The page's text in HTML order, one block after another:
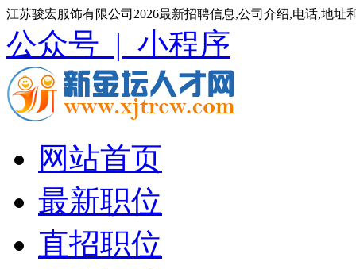
江苏骏宏服饰有限公司2026最新招聘信息,公司介绍,电话,地址
公众号 | 小程序
网站首页
最新职位
直招职位